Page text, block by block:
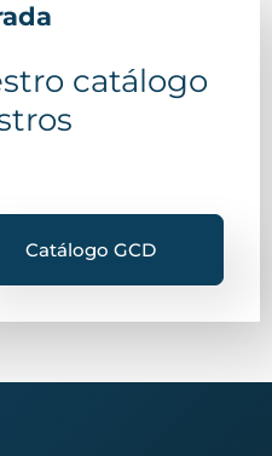
catálogo
Catálogo GCD